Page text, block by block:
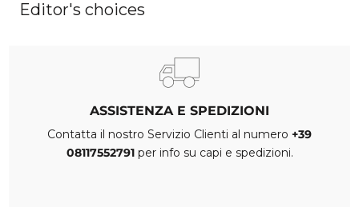
Editor's choices
ASSISTENZA E SPEDIZIONI
Contatta il nostro Servizio Clienti al numero +39
08117552791 per info su capi e spedizioni.